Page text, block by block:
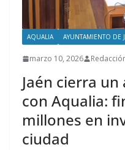
AQUALIA AYUNTAMIENTO DE
marzo 10, 2026
Jaén cierra
con Aqualia:
millones en
ciudad